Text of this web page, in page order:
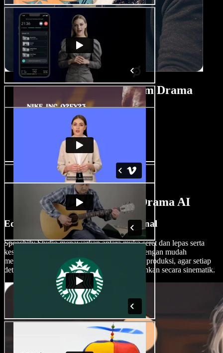
Tutorial Pembuat Filem Drama
Ciri Pembuat Filem Drama AI
Edit Filem Drama Seperti Profesional
Speechify Studio menawarkan antara muka seret dan lepas serta
kesan AI yang memukau. Edit filem drama dengan mudah
menggunakan ciri yang sama seperti syarikat produksi, agar setiap
detik berharga anda dirakam dan dipersembahkan secara sinematik.